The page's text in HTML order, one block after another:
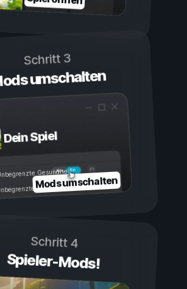
Schritt 3
umschalten
Dein Spiel
Ein
Aus
Gesundheit
Ausdauer
Mods umschalten
Schritt 4
Spieler-Mods!